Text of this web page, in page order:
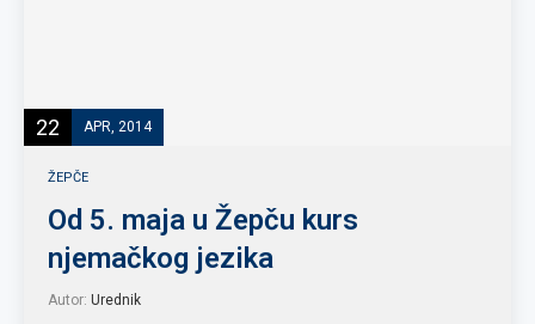
22 APR, 2014
ŽEPČE
Od 5. maja u Žepču kurs
njemačkog jezika
Autor: Urednik